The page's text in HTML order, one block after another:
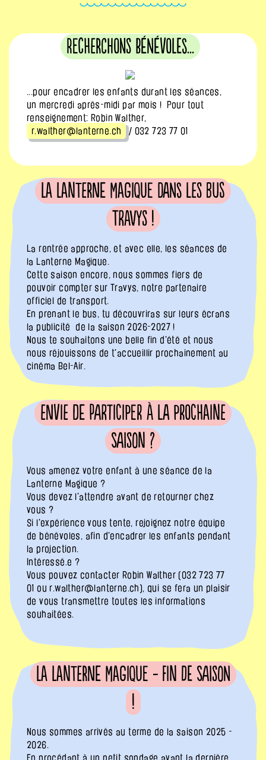
Recherchons bénévoles...
...pour encadrer les enfants durant les séances,
un mercredi après-midi par mois ! Pour tout
renseignement: Robin Walther,
r.walther@lanterne.ch
/ 032 723 77 01
La Lanterne Magique dans les bus
Travys !
La rentrée approche, et avec elle, les séances de
la Lanterne Magique.
Cette saison encore, nous sommes fiers de
pouvoir compter sur Travys, notre partenaire
officiel de transport.
En prenant le bus, tu découvriras sur leurs écrans
la publicité de la saison 2026-2027 !
Nous te souhaitons une belle fin d'été et nous
nous réjouissons de t'accueillir prochainement au
cinéma Bel-Air.
Envie de participer à la prochaine
saison ?
Vous amenez votre enfant à une séance de la
Lanterne Magique ?
Vous devez l'attendre avant de retourner chez
vous ?
Si l'expérience vous tente, rejoignez notre équipe
de bénévoles, afin d'encadrer les enfants pendant
la projection.
Intéressé.e ?
Vous pouvez contacter Robin Walther (032 723 77
01 ou r.walther@lanterne.ch), qui se fera un plaisir
de vous transmettre toutes les informations
souhaitées.
La Lanterne Magique - fin de saison
!
Nous sommes arrivés au terme de la saison 2025 -
2026.
En procédant à un petit sondage avant la dernière